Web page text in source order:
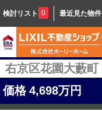
検討リスト 0 最近見た物件
右京区花園大藪町
価格 4,698万円